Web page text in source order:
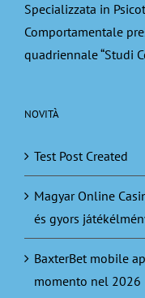
Specializzata in
Comportamentale
quadriennale “Studi
NOVITÀ
Test Post Created
Magyar Online
és gyors
BaxterBet mobile
momento nel 2026